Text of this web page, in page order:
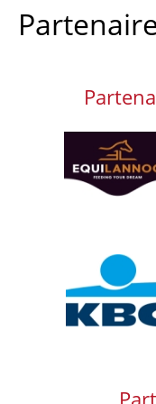
Afbeelding
Afbeelding